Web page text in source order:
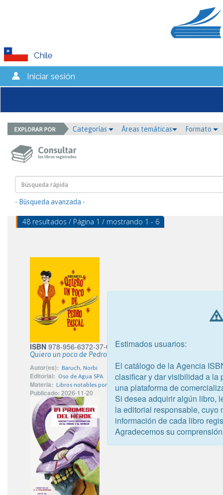
Chile
Iniciar sesión
Categorías Áreas temáticas Formato
- Búsqueda avanzada -
48 resultados / Página 1 / mostrando 1 - 6
ISBN 978-956-6372-37-0
Quiero un poco de Pedro Pascal
Autor(es): Baruch, Norbi
Editorial: Oso de Agua SPA
Materia: Libros notables por las ilustraciones
Publicado: 2026-11-20
Estimados usuarios:
El catálogo de la Agencia
clasificar y dar visibilidad a la
una plataforma de
Si desea adquirir algún libro,
la editorial responsable, cuyo
información de cada libro
Agradecemos su